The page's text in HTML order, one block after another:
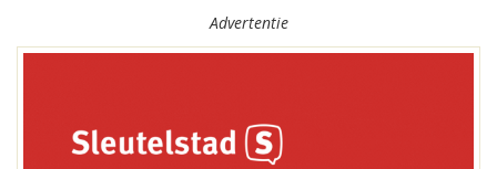
Advertentie